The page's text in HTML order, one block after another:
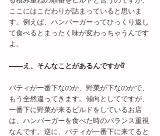
ここにはこだわりが詰まっていると思いま
す。例えば、ハンバーガーってひっくり返し
て食べるとまったく味が変わっちゃうんです
よ。
――え、そんなことがあるんですか⁉
パティが一番下なのか、野菜が下なのかで、
もう全然違ってきます。傾向としてですが、
一番下に野菜が来るビルドをしているお店
は、ハンバーガーを食べた時のバランス重視
なんです。逆に、パティが一番下に来てると